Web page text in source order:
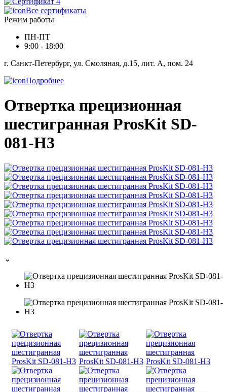
Все сертификаты
Режим работы
ПН-ПТ
9:00 - 18:00
г. Санкт-Петербург, ул. Смоляная, д.15, лит. А, пом. 24
Подробнее
Отвертка прецизионная
шестигранная ProsKit SD-
081-H3
⌄